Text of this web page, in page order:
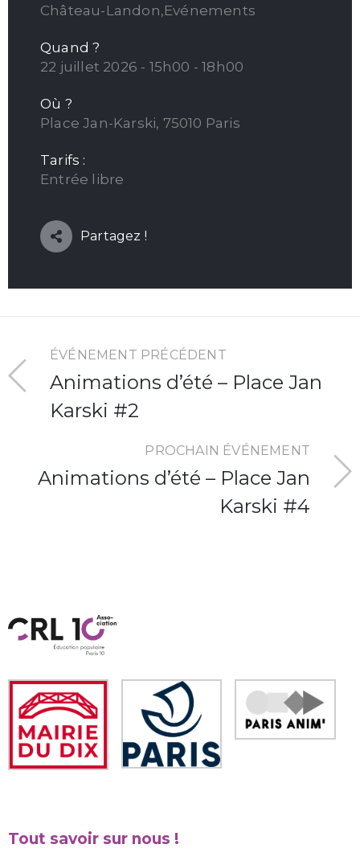
Château-Landon,Evénements
Quand ?
22 juillet 2026 - 15h00 - 18h00
Où ?
Place Jan-Karski, 75010 Paris
Tarifs :
Entrée libre
Partagez !
ÉVÉNEMENT PRÉCÉDENT
Animations d’été – Place Jan
Karski #2
PROCHAIN ÉVÉNEMENT
Animations d’été – Place Jan
Karski #4
Tout savoir sur nous !